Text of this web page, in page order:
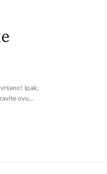
Ipak,
ovu...